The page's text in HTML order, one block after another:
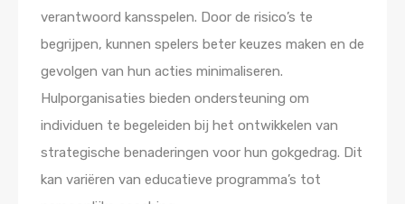
verantwoord kansspelen. Door de risico’s te
begrijpen, kunnen spelers beter keuzes maken en de
gevolgen van hun acties minimaliseren.
Hulporganisaties bieden ondersteuning om
individuen te begeleiden bij het ontwikkelen van
strategische benaderingen voor hun gokgedrag. Dit
kan variëren van educatieve programma’s tot